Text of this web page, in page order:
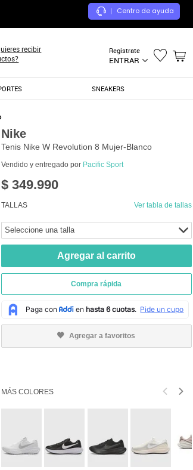
| Centro de ayuda
Registrate
ENTRAR
recibir
SNEAKERS
Nike
Tenis Nike W Revolution 8 Mujer-Blanco
Vendido y entregado por Pacific Sport
$ 349.990
TALLAS Ver tabla de tallas
Seleccione una talla
Agregar al carrito
Compra rápida
Agregar a favoritos
MÁS COLORES